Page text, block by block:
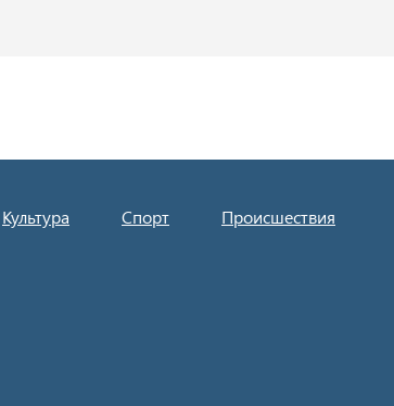
Культура Спорт Происшествия